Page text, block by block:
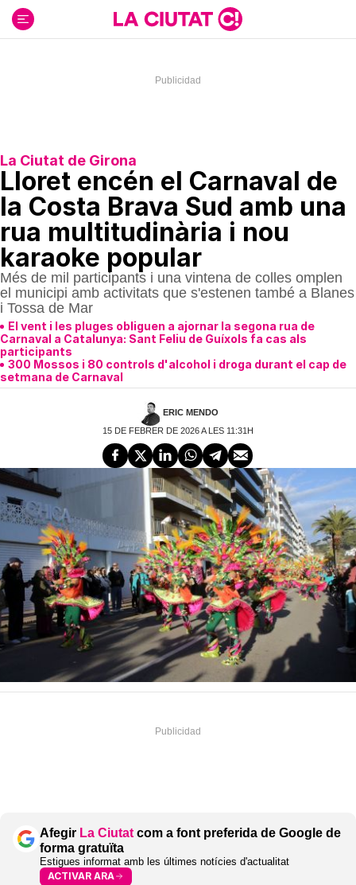
contenido
La Ciutat de Girona
Lloret encén el Carnaval de
la Costa Brava Sud amb una
rua multitudinària i nou
karaoke popular
Més de mil participants i una vintena de colles omplen
el municipi amb activitats que s'estenen també a Blanes
i Tossa de Mar
El vent i les pluges obliguen a ajornar la segona rua de
Carnaval a Catalunya: Sant Feliu de Guíxols fa cas als
participants
300 Mossos i 80 controls d'alcohol i droga durant el cap de
setmana de Carnaval
ERIC MENDO
15 DE FEBRER DE 2026 A LES 11:31H
Afegir La Ciutat com a font preferida de Google de
forma gratuïta
Estigues informat amb les últimes notícies d'actualitat
ACTIVAR ARA